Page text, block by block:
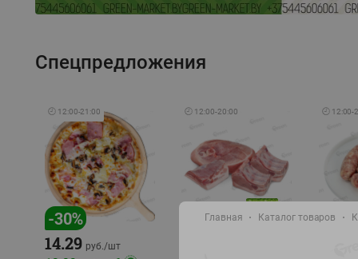
Спецпредложения
🕘 12:00-21:00
-30%
14.29 руб./шт
🕘 12:00-20:00 🕘 12:00-
-17%
Главная Каталог товаров